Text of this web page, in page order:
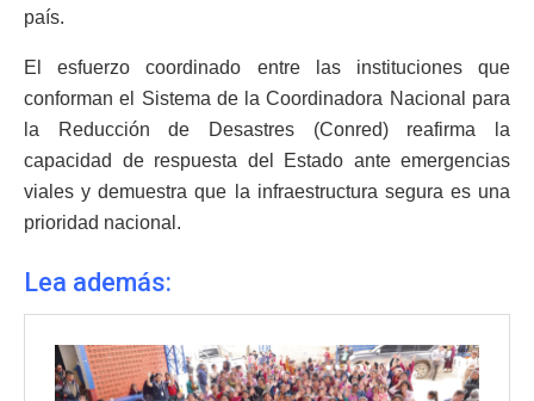
país.
El esfuerzo coordinado entre las instituciones que
conforman el Sistema de la Coordinadora Nacional para
la Reducción de Desastres (Conred) reafirma la
capacidad de respuesta del Estado ante emergencias
viales y demuestra que la infraestructura segura es una
prioridad nacional.
Lea además: